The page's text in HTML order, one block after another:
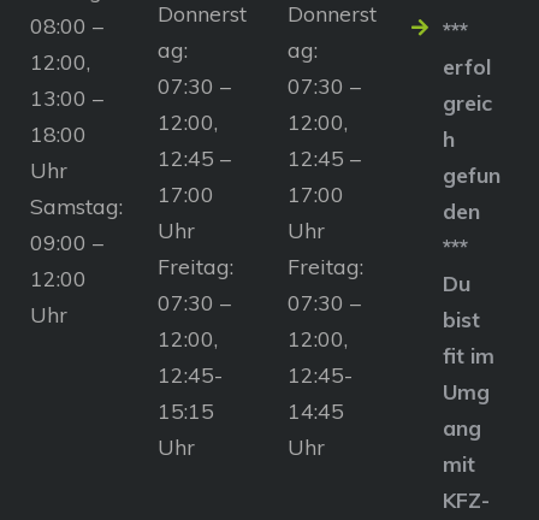
08:00 –
12:00,
13:00 –
18:00
Uhr
Samstag:
09:00 –
12:00
Uhr
Donnerst
ag:
07:30 –
12:00,
12:45 –
17:00
Uhr
Freitag:
07:30 –
12:00,
12:45-
15:15
Uhr
Donnerst
ag:
07:30 –
12:00,
12:45 –
17:00
Uhr
Freitag:
07:30 –
12:00,
12:45-
14:45
Uhr
***
erfol
greic
h
gefun
den
***
Du
bist
fit im
Umg
ang
mit
KFZ-